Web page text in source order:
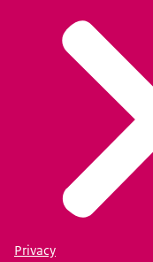
Privacy